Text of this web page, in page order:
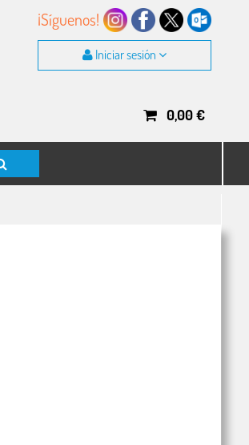
¡Síguenos!
Iniciar sesión
0,00€